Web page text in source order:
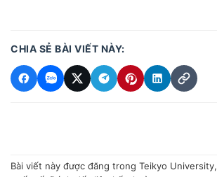
CHIA SẺ BÀI VIẾT NÀY:
Bài viết này được đăng trong Teikyo University,